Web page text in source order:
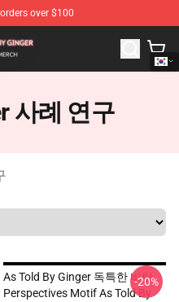
over $100
As Told By Ginger
사례 연구
As Told By Ginger 독특한 비탄
Perspectives Motif As Told By
-20%